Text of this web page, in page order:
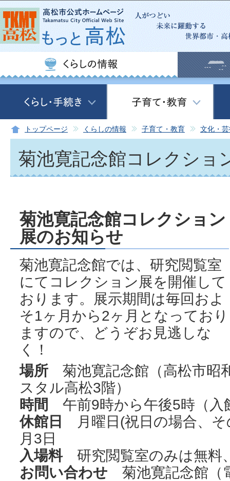
この
トップページ くらしの情報 子育て・教育 文化・
菊池寛記念館コレクショ
菊池寛記念館コレクション
展のお知らせ
菊池寛記念館では、研究閲覧室
にてコレクション展を開催して
おります。展示期間は毎回およ
そ1ヶ月から2ヶ月となっており
ますので、どうぞお見逃しな
く！
場所 菊池寛記念館（高松市
スタル高松3階）
時間
午前9時から午後5時（入
休館日
月曜日(祝日の場合、
月3日
入場料研究閲覧室のみは無料
お問い合わせ 菊池寛記念館（